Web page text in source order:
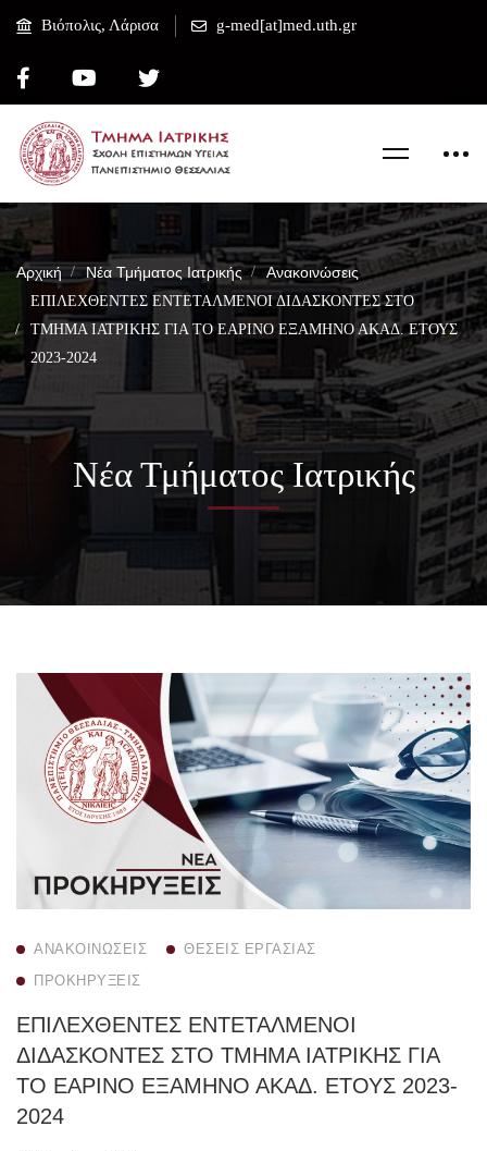
Βιόπολις, Λάρισα g-med[at]med.uth.gr
Αρχική Νέα Τμήματος Ιατρικής Ανακοινώσεις
ΕΠΙΛΕΧΘΕΝΤΕΣ ΕΝΤΕΤΑΛΜΕΝΟΙ ΔΙΔΑΣΚΟΝΤΕΣ ΣΤΟ
ΤΜΗΜΑ ΙΑΤΡΙΚΗΣ ΓΙΑ ΤΟ ΕΑΡΙΝΟ ΕΞΑΜΗΝΟ ΑΚΑΔ. ΕΤΟΥΣ
2023-2024
Νέα Τμήματος Ιατρικής
ΑΝΑΚΟΙΝΏΣΕΙΣ
ΘΈΣΕΙΣ ΕΡΓΑΣΊΑΣ
ΠΡΟΚΗΡΎΞΕΙΣ
ΕΠΙΛΕΧΘΕΝΤΕΣ ΕΝΤΕΤΑΛΜΕΝΟΙ
ΔΙΔΑΣΚΟΝΤΕΣ ΣΤΟ ΤΜΗΜΑ ΙΑΤΡΙΚΗΣ ΓΙΑ
ΤΟ ΕΑΡΙΝΟ ΕΞΑΜΗΝΟ ΑΚΑΔ. ΕΤΟΥΣ 2023-
2024